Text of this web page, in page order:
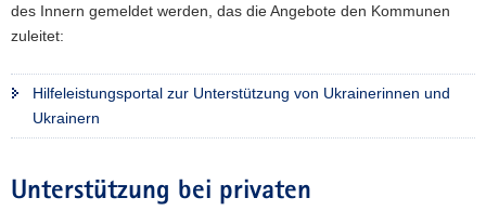
des Innern gemeldet werden, das die Angebote den Kommunen
zuleitet:
Hilfeleistungsportal zur Unterstützung von Ukrainerinnen und
Ukrainern
Unterstützung bei privaten